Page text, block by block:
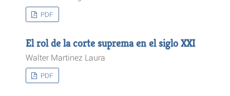
PDF
El rol de la corte suprema en el siglo XXI
Walter Martinez Laura
PDF